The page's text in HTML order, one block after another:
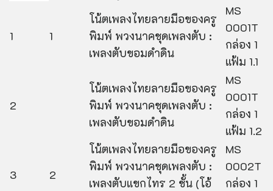
1 1
โน้ตเพลงไทยลายมือของครู
พิมพ์ พวงนาคชุดเพลงตับ :
เพลงตับขอมดำดิน
MS
0001T
กล่อง 1
แฟ้ม 1.1
2
โน้ตเพลงไทยลายมือของครู
พิมพ์ พวงนาคชุดเพลงตับ :
เพลงตับขอมดำดิน
MS
0001T
กล่อง 1
แฟ้ม 1.2
3 2
โน้ตเพลงไทยลายมือของครู
พิมพ์ พวงนาคชุดเพลงตับ :
เพลงตับแขกไทร 2 ชั้น (โอ้
MS
0002T
กล่อง 1